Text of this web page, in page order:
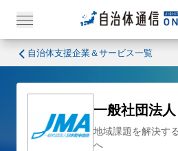
自治体支援企業＆サービス一覧
一般社団法
地域課題を解決す
へ